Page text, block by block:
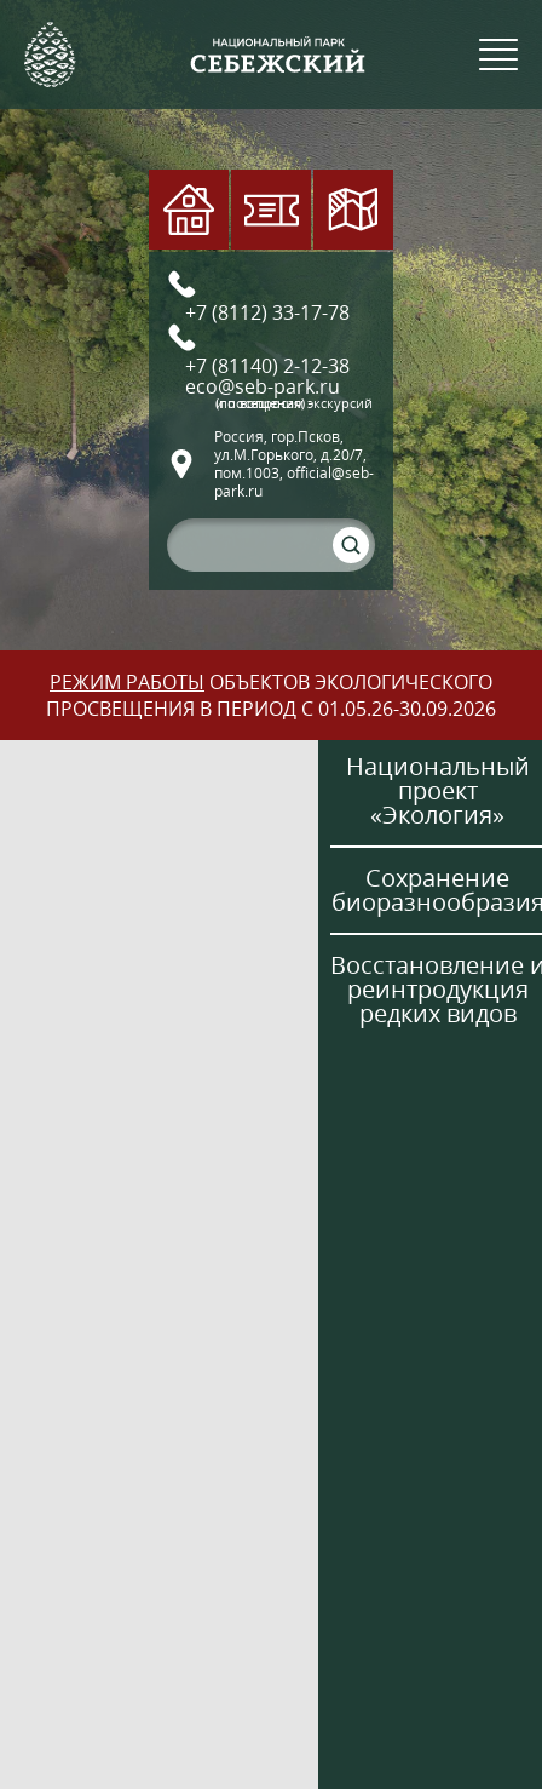
+7 (8112) 33-17-78
+7 (81140) 2-12-38
eco@seb-park.ru
(по вопросам экскурсий и посещения)
Россия, гор.Псков,
ул.М.Горького, д.20/7,
пом.1003, official@seb-
park.ru
РЕЖИМ РАБОТЫ ОБЪЕКТОВ ЭКОЛОГИЧЕСКОГО
ПРОСВЕЩЕНИЯ В ПЕРИОД С 01.05.26-30.09.2026
Национальный
проект
«Экология»
Сохранение
Восстановление
реинтродукция
редких видов